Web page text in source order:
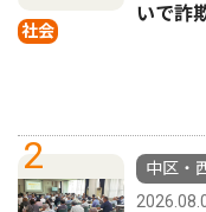
社会
いで詐
2
中区・